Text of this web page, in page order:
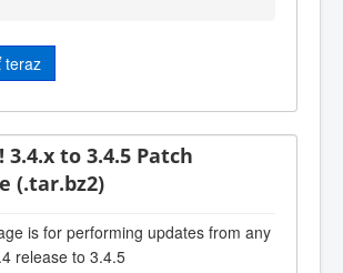
teraz
3.4.x to 3.4.5 Patch
(.tar.bz2)
is for performing updates from any
release to 3.4.5